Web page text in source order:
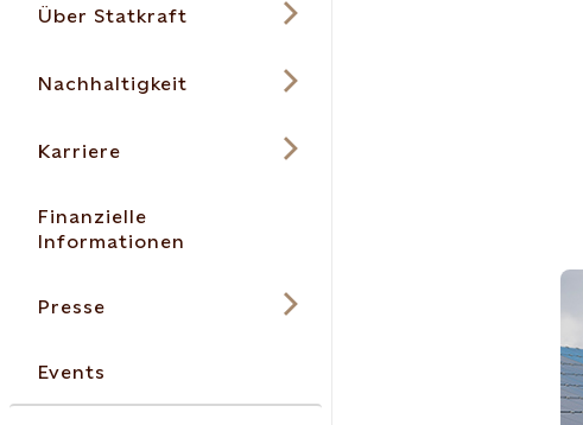
Über Statkraft
Nachhaltigkeit
Karriere
Finanzielle
Informationen
Presse
Events